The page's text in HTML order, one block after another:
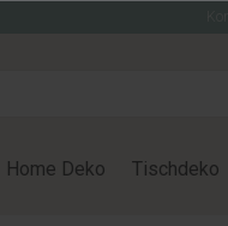
Home Deko Tischdeko